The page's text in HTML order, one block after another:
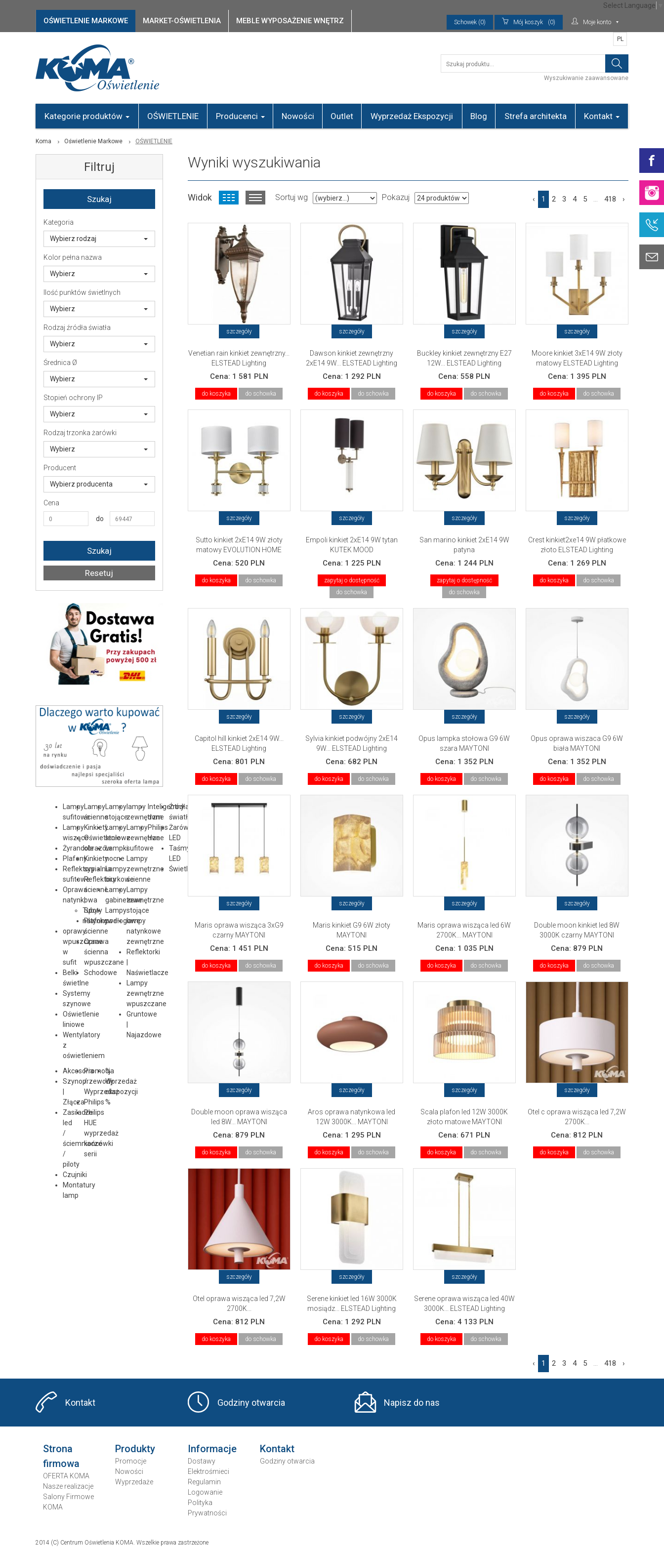
OŚWIETLENIE MARKOWE MARKET-OŚWIETLENIA MEBLE WYPOSAŻENIE WNĘTRZ Schowek (0) Mój koszyk (0) Moje konto
Wyszukiwanie zaawansowane
PL
Kategorie produktów OŚWIETLENIE Producenci Nowości Outlet Wyprzedaż Ekspozycji Blog Strefa architekta Kontakt
Koma Oświetlenie Markowe OŚWIETLENIE
Filtruj
Kategoria
Wybierz rodzaj
Kolor pełna nazwa
Wybierz
Ilość punktów świetlnych
Wybierz
Rodzaj źródła światła
Wybierz
Średnica Ø
Wybierz
Stopień ochrony IP
Wybierz
Rodzaj trzonka żarówki
Wybierz
Producent
Wybierz producenta
Cena
do
Lampy
sufitowe
Lampy
wiszące
Żyrandole
Plafony
Reflektory
sufitowe
Oprawa
natynkowa
Tuby
natynkowe
oprawy
wpuszczane
w
sufit
Belki
świetlne
Systemy
szynowe
Oświetlenie
liniowe
Wentylatory
z
oświetleniem
Lampy
ścienne
Kinkiety
Oświetlenie
obrazów
Kinkiety
sypialnia
Reflektory
ścienne
|
Spoty
Plafony
ścienne
Oprawa
ścienna
wpuszczane
Schodowe
Lampy
stojące
Lampy
stołowe
Lampki
nocne
Lampy
biurkowe
Lampy
gabinetowe
Lampy
podłogowe
lampy
zewnętrzne
Lampy
zewnętrzne
sufitowe
Lampy
zewnętrzne
ścienne
Lampy
zewnętrzne
stojące
lampy
natynkowe
zewnętrzne
Reflektorki
Naświetlacze
Lampy
zewnętrzne
wpuszczane
Gruntowe
Najazdowe
Inteligentny
dom
Philips
Hue
Źródła
światła
Żarówki
LED
Taśmy
LED
Świetlówka
Akcesoria
Szynoprzewody
Złącza
Zasilacze
led
/
ściemniacze
/
piloty
Czujniki
Montatury
lamp
Promocja
/
Wyprzedaż
Philips
Philips
HUE
wyprzedaż
końcówki
serii
%
Wprzedaż
ekspozycji
%
Wyniki wyszukiwania
Widok Sortuj wg Pokazuj ‹ 1 2 3 4 5 ... 418 ›
szczegóły
Venetian rain kinkiet zewnętrzny...
ELSTEAD Lighting
Cena: 1 581 PLN
do koszyka do schowka
szczegóły
Dawson kinkiet zewnętrzny
2xE14 9W... ELSTEAD Lighting
Cena: 1 292 PLN
do koszyka do schowka
szczegóły
Buckley kinkiet zewnętrzny E27
12W... ELSTEAD Lighting
Cena: 558 PLN
do koszyka do schowka
szczegóły
Moore kinkiet 3xE14 9W złoty
matowy ELSTEAD Lighting
Cena: 1 395 PLN
do koszyka do schowka
szczegóły
Sutto kinkiet 2xE14 9W złoty
matowy EVOLUTION HOME
Cena: 520 PLN
do koszyka do schowka
szczegóły
Empoli kinkiet 2xE14 9W tytan
KUTEK MOOD
Cena: 1 225 PLN
zapytaj o dostępność
do schowka
szczegóły
San marino kinkiet 2xE14 9W
patyna
Cena: 1 244 PLN
zapytaj o dostępność
do schowka
szczegóły
Crest kinkiet2xe14 9W płatkowe
złoto ELSTEAD Lighting
Cena: 1 269 PLN
do koszyka do schowka
szczegóły
Capitol hill kinkiet 2xE14 9W...
ELSTEAD Lighting
Cena: 801 PLN
do koszyka do schowka
szczegóły
Sylvia kinkiet podwójny 2xE14
9W... ELSTEAD Lighting
Cena: 682 PLN
do koszyka do schowka
szczegóły
Opus lampka stołowa G9 6W
szara MAYTONI
Cena: 1 352 PLN
do koszyka do schowka
szczegóły
Opus oprawa wiszaca G9 6W
biała MAYTONI
Cena: 1 352 PLN
do koszyka do schowka
szczegóły
Maris oprawa wisząca 3xG9
czarny MAYTONI
Cena: 1 451 PLN
do koszyka do schowka
szczegóły
Maris kinkiet G9 6W złoty
MAYTONI
Cena: 515 PLN
do koszyka do schowka
szczegóły
Maris oprawa wisząca led 6W
2700K... MAYTONI
Cena: 1 035 PLN
do koszyka do schowka
szczegóły
Double moon kinkiet led 8W
3000K czarny MAYTONI
Cena: 879 PLN
do koszyka do schowka
szczegóły
Double moon oprawa wisząca
led 8W... MAYTONI
Cena: 879 PLN
do koszyka do schowka
szczegóły
Aros oprawa natynkowa led
12W 3000K... MAYTONI
Cena: 1 295 PLN
do koszyka do schowka
szczegóły
Scala plafon led 12W 3000K
złoto matowe MAYTONI
Cena: 671 PLN
do koszyka do schowka
szczegóły
Otel c oprawa wisząca led 7,2W
2700K...
Cena: 812 PLN
do koszyka do schowka
szczegóły
Otel oprawa wisząca led 7,2W
2700K...
Cena: 812 PLN
do koszyka do schowka
szczegóły
Serene kinkiet led 16W 3000K
mosiądz... ELSTEAD Lighting
Cena: 1 292 PLN
do koszyka do schowka
szczegóły
Serene oprawa wisząca led 40W
3000K... ELSTEAD Lighting
Cena: 4 133 PLN
do koszyka do schowka
‹ 1 2 3 4 5 ... 418 ›
Kontakt Godziny otwarcia Napisz do nas
Strona
firmowa
OFERTA KOMA
Nasze realizacje
Salony Firmowe
KOMA
Produkty
Promocje
Nowości
Wyprzedaże
Informacje
Dostawy
Elektrośmieci
Regulamin
Logowanie
Polityka
Prywatności
Kontakt
Godziny otwarcia
2014 (C) Centrum Oświetlenia KOMA. Wszelkie prawa zastrzeżone
Select Language